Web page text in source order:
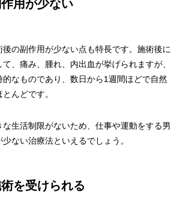
用が少ない
後の副作用が少ない点も特長です。施術後に
、痛み、腫れ、内出血が挙げられますが、
的なものであり、数日から1週間ほどで自然
んどです。
生活制限がないため、仕事や運動をする男
ない治療法といえるでしょう。
を受けられる